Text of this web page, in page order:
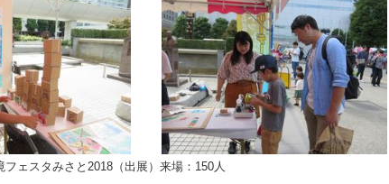
フェスタみさと2018（出展）来場：150人